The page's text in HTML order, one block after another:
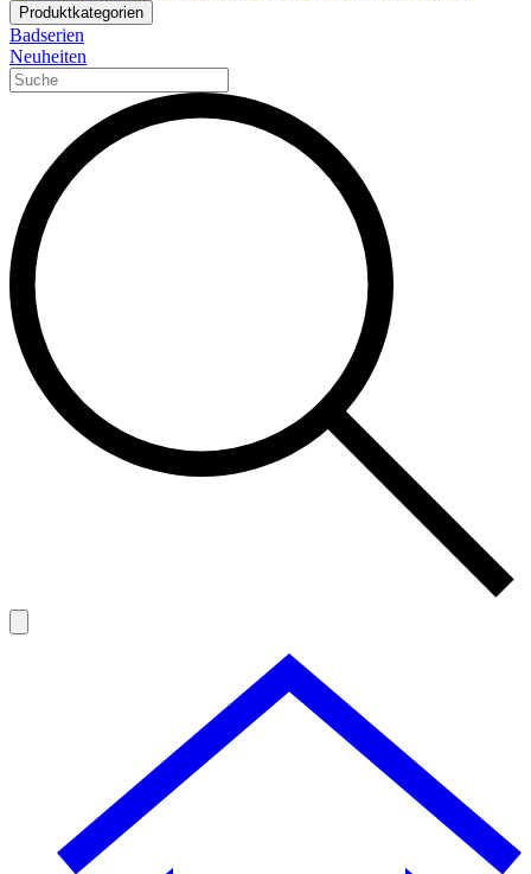
Produktkategorien
Badserien
Neuheiten